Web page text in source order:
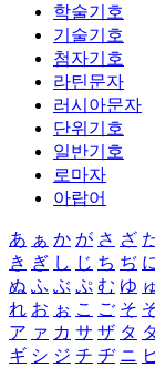
학술기호
기술기호
첨자기호
라틴문자
러시아문자
단위기호
일반기호
로마자
아랍어
あ ぁ か が さ ざ
き ぎ し じ ち ぢ
ぬ ふ ぶ ぷ む ゆ
れ お ぉ こ ご そ
ア ァ カ サ ザ タ
ギ シ ジ チ ヂ ニ